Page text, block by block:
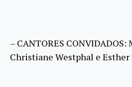
– CANTORES
Christiane Westphal e Esther